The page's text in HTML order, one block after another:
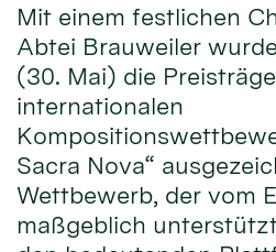
Mit einem festlichen
Abtei Brauweiler
(30. Mai) die
internationalen
Sacra Nova“
Wettbewerb, der vom
maßgeblich